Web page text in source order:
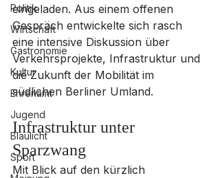
Politik
Wirtschaft
Gastronomie
Kultur
Ehrenamt
Jugend
Blaulicht
Sport
eingeladen. Aus einem offenen
Gespräch entwickelte sich rasch
eine intensive Diskussion über
Verkehrsprojekte, Infrastruktur und
die Zukunft der Mobilität im
südlichen Berliner Umland.
Infrastruktur unter
Sparzwang
Mit Blick auf den kürzlich